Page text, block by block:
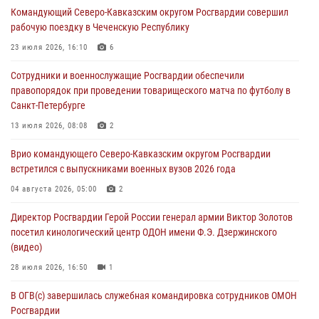
Росгвардейцы провели выставку вооружения для участников сбора
«Гвардеец» в Пензе (видео)
06 августа 2026, 12:00
В Курске росгвардейцы приняли участие в митинге, посвященном
второй годовщине вторжения ВСУ на территорию области
06 августа 2026, 11:56
угрожавшего подростку травматическим пистолетом
06 августа 2026, 11:33
крупная нарколаборатория
Командующий Северо-Кавказским округом Росгвардии совершил
рабочую поездку в Чеченскую Республику
23 июля 2026, 16:10 6
Сотрудники и военнослужащие Росгвардии обеспечили
правопорядок при проведении товарищеского матча по футболу в
Санкт-Петербурге
13 июля 2026, 08:08 2
Врио командующего Северо-Кавказским округом Росгвардии
встретился с выпускниками военных вузов 2026 года
04 августа 2026, 05:00 2
Директор Росгвардии Герой России генерал армии Виктор Золотов
посетил кинологический центр ОДОН имени Ф.Э. Дзержинского
(видео)
28 июля 2026, 16:50 1
В ОГВ(с) завершилась служебная командировка сотрудников ОМОН
Росгвардии